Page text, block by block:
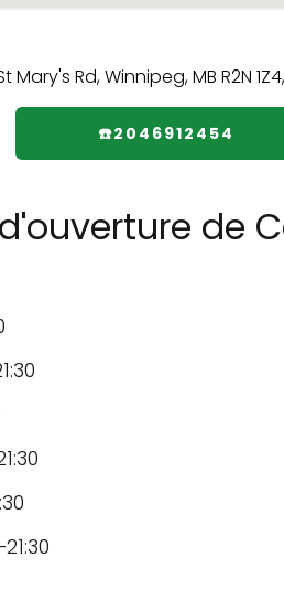
☎️2046912454
de